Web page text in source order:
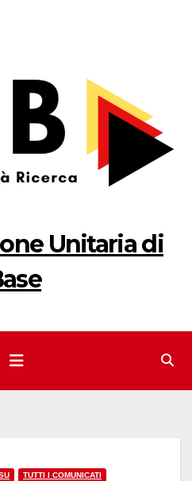
Unitaria di
TUTTI I COMUNICATI